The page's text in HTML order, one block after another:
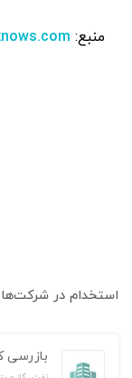
منبع:
استخدام در
بازرسی